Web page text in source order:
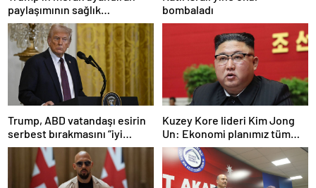
paylaşımının sağlık
sistemiyle ilgili kararname
olduğu anlaşıldı
bombaladı
Trump, ABD vatandaşı esirin
serbest bırakmasını “iyi
niyetle atılmış bir adım”
olarak değerlendirdi
Kuzey Kore lideri Kim Jong
Un: Ekonomi planımız tüm
sektörlerde başarısız oldu